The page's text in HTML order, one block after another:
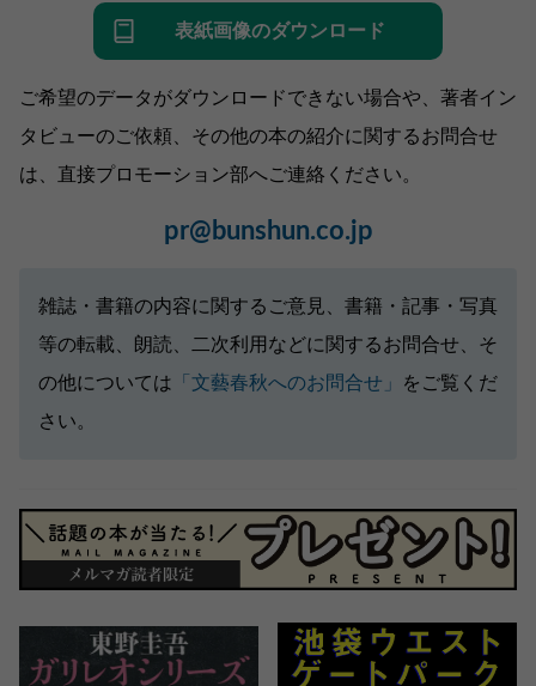
表紙画像のダウンロード
ご希望のデータがダウンロードできない場合や、著者イン
タビューのご依頼、その他の本の紹介に関するお問合せ
は、直接プロモーション部へご連絡ください。
pr@bunshun.co.jp
雑誌・書籍の内容に関するご意見、書籍・記事・写真
等の転載、朗読、二次利用などに関するお問合せ、そ
の他については 「文藝春秋へのお問合せ」
をご覧くだ
さい。